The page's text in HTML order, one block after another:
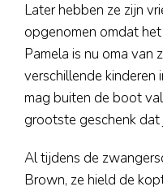
Later hebben ze zijn
opgenomen omdat
Pamela is nu oma van
verschillende kinderen
mag buiten de boot
grootste geschenk dat
Al tijdens de
Brown, ze hield de